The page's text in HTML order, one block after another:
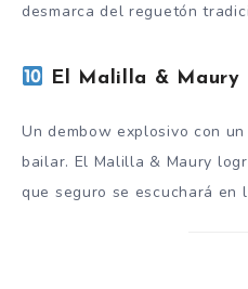
desmarca del reguetón
El Malilla & Maury
Un dembow explosivo con
bailar. El Malilla & Maury
que seguro se escuchará en